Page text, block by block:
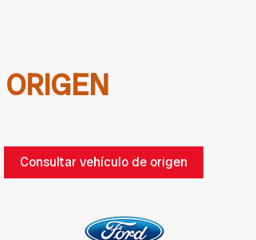
Consultar vehículo de origen